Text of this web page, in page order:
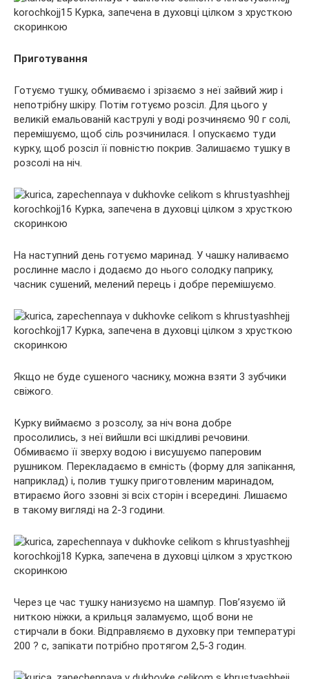
Приготування
Готуємо тушку, обмиваємо і зрізаємо з неї зайвий жир і
непотрібну шкіру. Потім готуємо розсіл. Для цього у
великій емальованій каструлі у воді розчиняємо 90 г солі,
перемішуємо, щоб сіль розчинилася. І опускаємо туди
курку, щоб розсіл її повністю покрив. Залишаємо тушку в
розсолі на ніч.
На наступний день готуємо маринад. У чашку наливаємо
рослинне масло і додаємо до нього солодку паприку,
часник сушений, мелений перець і добре перемішуємо.
Якщо не буде сушеного часнику, можна взяти 3 зубчики
свіжого.
Курку виймаємо з розсолу, за ніч вона добре
просолились, з неї вийшли всі шкідливі речовини.
Обмиваємо її зверху водою і висушуємо паперовим
рушником. Перекладаємо в ємність (форму для запікання,
наприклад) і, полив тушку приготовленим маринадом,
втираємо його ззовні зі всіх сторін і всередині. Лишаємо
в такому вигляді на 2-3 години.
Через це час тушку нанизуємо на шампур. Пов’язуємо їй
ниткою ніжки, а крильця заламуємо, щоб вони не
стирчали в боки. Відправляємо в духовку при температурі
200 ? с, запікати потрібно протягом 2,5-3 годин.